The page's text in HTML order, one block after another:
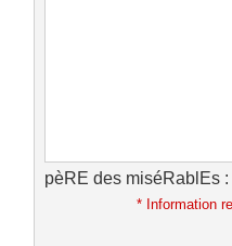
pèRE des miséRablEs :
* Information